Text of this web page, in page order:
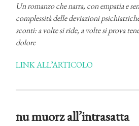
Un romanzo che narra, con empatia e
complessità delle deviazioni
sconti: a volte si ride, a volte si prova
dolore
LINK ALL’ARTICOLO
nu muorz all’intrasatta